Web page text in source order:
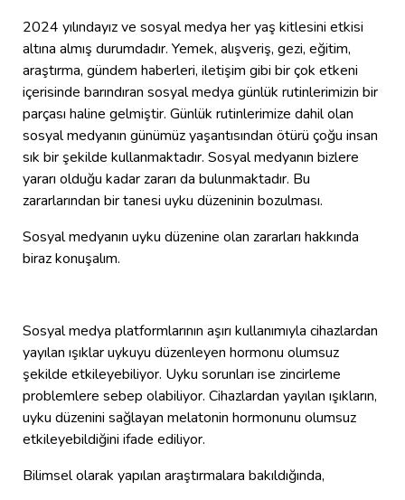
2024 yılındayız ve sosyal medya her yaş kitlesini etkisi
altına almış durumdadır. Yemek, alışveriş, gezi, eğitim,
araştırma, gündem haberleri, iletişim gibi bir çok etkeni
içerisinde barındıran sosyal medya günlük rutinlerimizin bir
parçası haline gelmiştir. Günlük rutinlerimize dahil olan
sosyal medyanın günümüz yaşantısından ötürü çoğu insan
sık bir şekilde kullanmaktadır. Sosyal medyanın bizlere
yararı olduğu kadar zararı da bulunmaktadır. Bu
zararlarından bir tanesi uyku düzeninin bozulması.
Sosyal medyanın uyku düzenine olan zararları hakkında
biraz konuşalım.
Sosyal medya platformlarının aşırı kullanımıyla cihazlardan
yayılan ışıklar uykuyu düzenleyen hormonu olumsuz
şekilde etkileyebiliyor. Uyku sorunları ise zincirleme
problemlere sebep olabiliyor. Cihazlardan yayılan ışıkların,
uyku düzenini sağlayan melatonin hormonunu olumsuz
etkileyebildiğini ifade ediliyor.
Bilimsel olarak yapılan araştırmalara bakıldığında,